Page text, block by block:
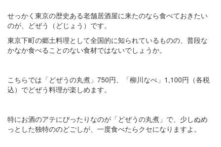
せっかく東京の歴史ある老舗居酒屋に来たのなら食べておきたい
のが、どぜう（どじょう）です。
東京下町の郷土料理として全国的に知られているものの、普段な
かなか食べることのない食材ではないでしょうか。
こちらでは「どぜうの丸煮」750円、「柳川なべ」1,100円（各税
込）でどぜう料理が楽しめます。
特にお酒のアテにぴったりなのが「どぜうの丸煮」で、少しぬめ
っとした独特ののどごしが、一度食べたらクセになりますよ。